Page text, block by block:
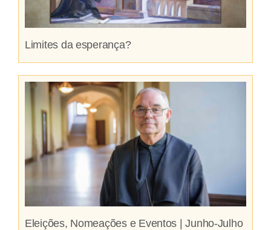
Limites da esperança?
Eleições, Nomeações e Eventos | Junho-Julho